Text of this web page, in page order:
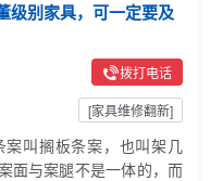
级别家具，可一定要及
拨打电话
[家具维修翻新]
叫搁板条案，也叫架几
面与案腿不是一体的，而